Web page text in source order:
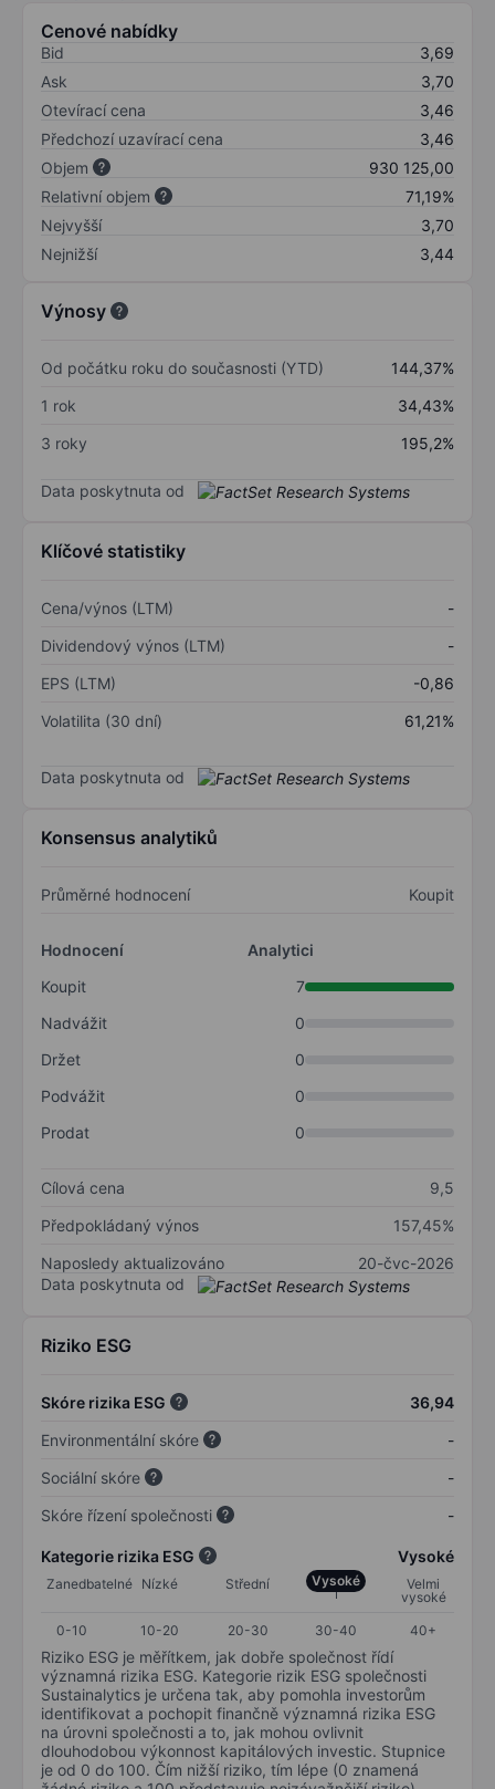
Cenové nabídky
Bid
3,69
Ask
3,70
Otevírací cena
3,46
Předchozí uzavírací cena
3,46
Objem
930 125,00
Relativní objem
71,19%
Nejvyšší
3,70
Nejnižší
3,44
Výnosy
Od počátku roku do současnosti (YTD)
144,37%
1 rok
34,43%
3 roky
195,2%
Data poskytnuta od
Klíčové statistiky
Cena/výnos (LTM)
-
Dividendový výnos (LTM)
-
EPS (LTM)
-0,86
Volatilita (30 dní)
61,21%
Data poskytnuta od
Konsensus analytiků
Průměrné hodnocení Koupit
Hodnocení
Analytici
Koupit
7
Nadvážit
0
Držet
0
Podvážit
0
Prodat
0
Cílová cena
9,5
Předpokládaný výnos
157,45%
Naposledy aktualizováno
20-čvc-2026
Data poskytnuta od
Riziko ESG
Skóre rizika ESG
36,94
Environmentální skóre
-
Sociální skóre
-
Skóre řízení společnosti
-
Kategorie rizika ESG Vysoké
Zanedbatelné Nízké Střední Vysoké
Velmi
vysoké
0-10
10-20 20-30 30-40 40+
Riziko ESG je měřítkem, jak dobře společnost řídí
významná rizika ESG. Kategorie rizik ESG společnosti
Sustainalytics je určena tak, aby pomohla investorům
identifikovat a pochopit finančně významná rizika ESG
na úrovni společnosti a to, jak mohou ovlivnit
dlouhodobou výkonnost kapitálových investic. Stupnice
je od 0 do 100. Čím nižší riziko, tím lépe (0 znamená